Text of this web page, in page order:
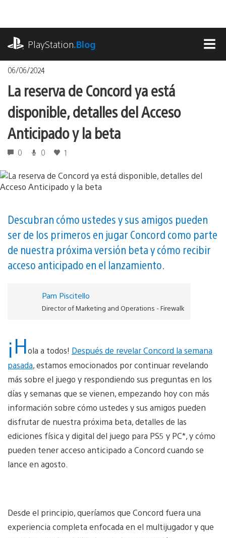
contenido
PlayStation.Blog
06/06/2024
La reserva de Concord ya está
disponible, detalles del Acceso
Anticipado y la beta
0 0 1
Descubran cómo ustedes y sus amigos pueden
ser de los primeros en jugar Concord como parte
de nuestra próxima versión beta y cómo recibir
acceso anticipado en el lanzamiento.
Pam Piscitello
Director of Marketing and Operations - Firewalk
¡Hola a todos! Después de revelar Concord la semana
pasada, estamos emocionados por continuar revelando
más sobre el juego y respondiendo sus preguntas en los
días y semanas que se vienen, empezando hoy con más
información sobre cómo ustedes y sus amigos pueden
disfrutar de nuestra próxima beta, detalles de las
ediciones física y digital del juego para PS5 y PC*, y cómo
pueden tener acceso anticipado a Concord cuando se
lance en agosto.
Desde el principio, queríamos que Concord fuera una
experiencia completa enfocada en el multijugador y que